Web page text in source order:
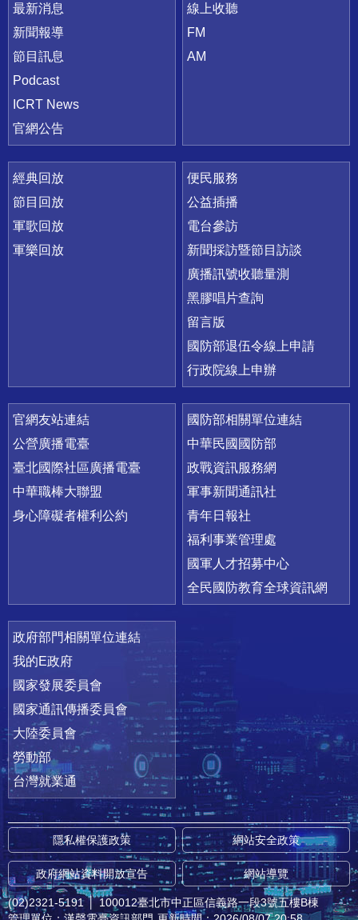
最新消息
新聞報導
節目訊息
Podcast
ICRT News
官網公告
線上收聽
FM
AM
經典回放
節目回放
軍歌回放
軍樂回放
便民服務
公益插播
電台參訪
新聞採訪暨節目訪談
廣播訊號收聽量測
黑膠唱片查詢
留言版
國防部退伍令線上申請
行政院線上申辦
官網友站連結
公營廣播電臺
臺北國際社區廣播電臺
中華職棒大聯盟
身心障礙者權利公約
國防部相關單位連結
中華民國國防部
政戰資訊服務網
軍事新聞通訊社
青年日報社
福利事業管理處
國軍人才招募中心
全民國防教育全球資訊網
政府部門相關單位連結
我的E政府
國家發展委員會
國家通訊傳播委員會
大陸委員會
勞動部
台灣就業通
隱私權保護政策 網站安全政策
政府網站資料開放宣告 網站導覽
(02)2321-5191 │ 100012臺北市中正區信義路一段3號五樓B棟